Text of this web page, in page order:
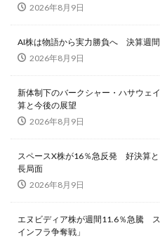
2026年8月9日
AI株は物語から実力勝負へ 決算週
2026年8月9日
新体制下のバークシャー・ハサウェ
算と今後の展望
2026年8月9日
スペースX株が16％急反発 好決算
長局面
2026年8月9日
エヌビディア株が週間11.6％急騰
インフラ争奪戦」